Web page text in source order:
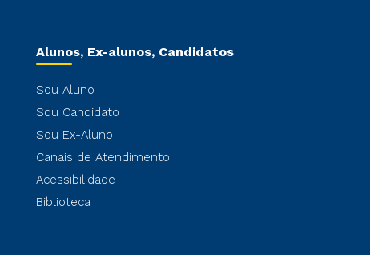
Alunos, Ex-alunos, Candidatos
Sou Aluno
Sou Candidato
Sou Ex-Aluno
Canais de Atendimento
Acessibilidade
Biblioteca